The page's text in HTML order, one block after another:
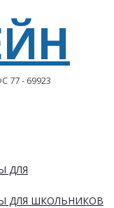
77 - 69923
ДЛЯ
ДЛЯ ШКОЛЬНИКОВ